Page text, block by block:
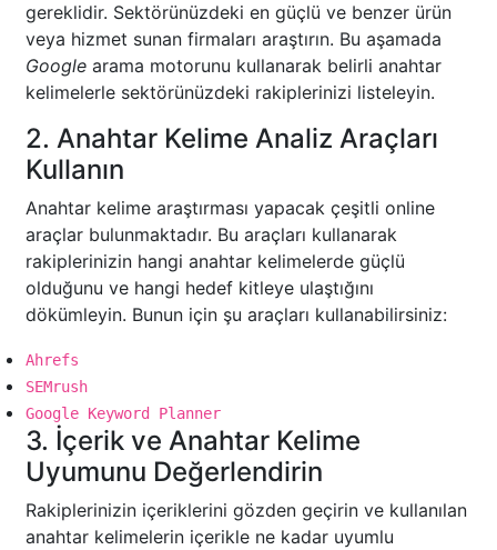
gereklidir. Sektörünüzdeki en güçlü ve benzer ürün
veya hizmet sunan firmaları araştırın. Bu aşamada
Google arama motorunu kullanarak belirli anahtar
kelimelerle sektörünüzdeki rakiplerinizi listeleyin.
2. Anahtar Kelime Analiz Araçları
Kullanın
Anahtar kelime araştırması yapacak çeşitli online
araçlar bulunmaktadır. Bu araçları kullanarak
rakiplerinizin hangi anahtar kelimelerde güçlü
olduğunu ve hangi hedef kitleye ulaştığını
dökümleyin. Bunun için şu araçları kullanabilirsiniz:
Ahrefs
SEMrush
Google Keyword Planner
3. İçerik ve Anahtar Kelime
Uyumunu Değerlendirin
Rakiplerinizin içeriklerini gözden geçirin ve kullanılan
anahtar kelimelerin içerikle ne kadar uyumlu